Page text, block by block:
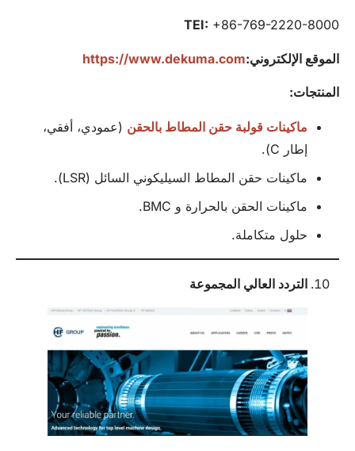
TEI: +86-769-2220-8000
الموقع الإلكتروني:https://www.dekuma.com
المنتجات:
ماكينات قولبة حقن المطاط بالحقن (عمودي، أفقي،
إطار C).
ماكينات حقن المطاط السيليكوني السائل (LSR).
ماكينات الحقن بالحرارة و BMC.
حلول متكاملة.
التردد العالي المجموعة